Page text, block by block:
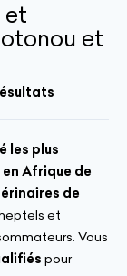
et
et
les plus
Afrique de
de
et
Vous
pour